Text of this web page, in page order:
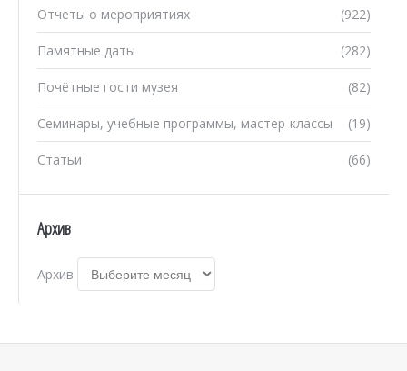
(922)
Отчеты о мероприятиях
(282)
Памятные даты
(82)
Почётные гости музея
(19)
Семинары, учебные программы, мастер-классы
(66)
Статьи
Архив
Архив